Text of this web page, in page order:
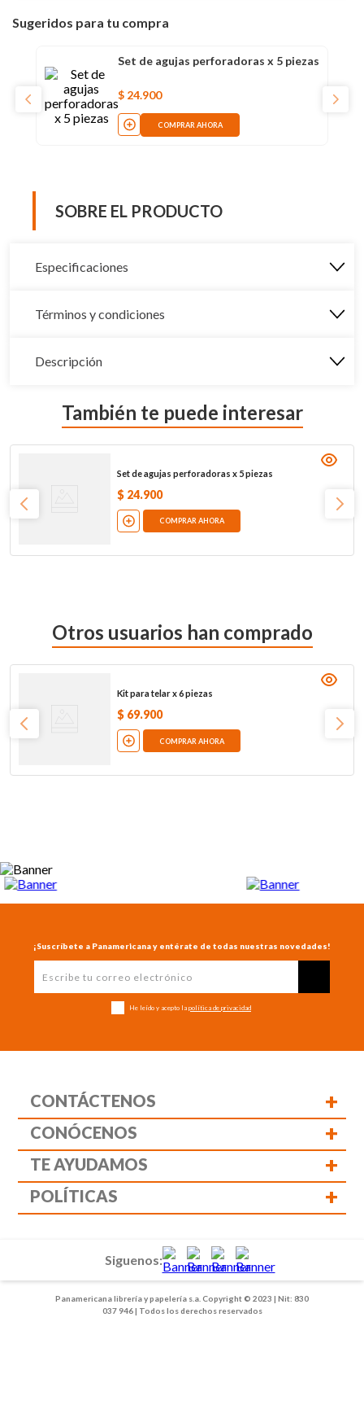
Sugeridos para tu compra
Set de agujas perforadoras x 5 piezas
$ 24.900
COMPRAR AHORA
SOBRE EL PRODUCTO
Especificaciones
Términos y condiciones
Descripción
También te puede interesar
Set de agujas perforadoras x 5 piezas
$ 24.900
COMPRAR AHORA
Otros usuarios han comprado
Kit para telar x 6 piezas
$ 69.900
COMPRAR AHORA
¡Suscríbete a Panamericana y entérate de todas nuestras novedades!
He leído y acepto la política de privacidad
CONTÁCTENOS +
CONÓCENOS +
TE AYUDAMOS +
POLÍTICAS +
Panamericana librería y papelería s.a. Copyright © 2023 | Nit: 830
037 946 | Todos los derechos reservados
Siguenos: